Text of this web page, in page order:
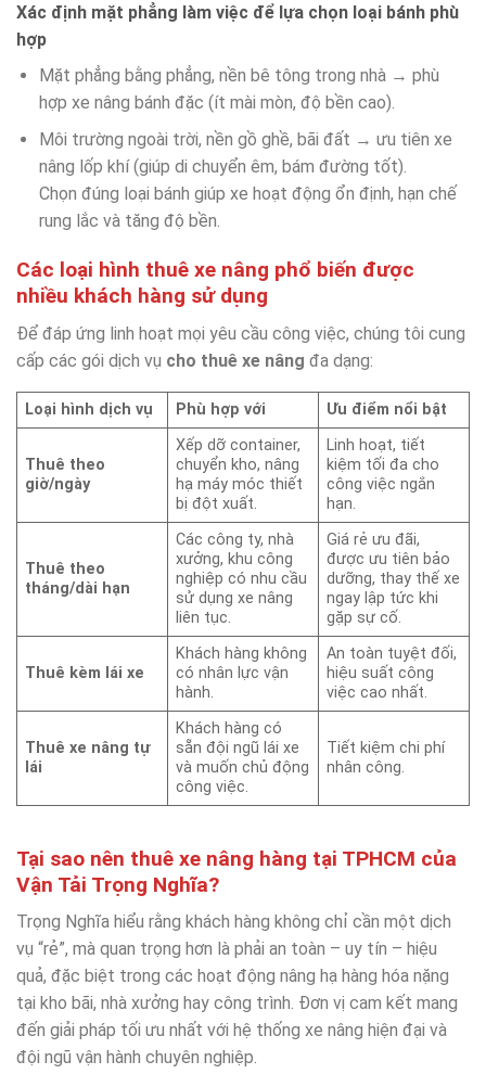
Xác định mặt phẳng làm việc để lựa chọn loại bánh phù
hợp
Mặt phẳng bằng phẳng, nền bê tông trong nhà → phù
hợp xe nâng bánh đặc (ít mài mòn, độ bền cao).
Môi trường ngoài trời, nền gồ ghề, bãi đất → ưu tiên xe
nâng lốp khí (giúp di chuyển êm, bám đường tốt).
Chọn đúng loại bánh giúp xe hoạt động ổn định, hạn chế
rung lắc và tăng độ bền.
Các loại hình thuê xe nâng phổ biến được
nhiều khách hàng sử dụng
Để đáp ứng linh hoạt mọi yêu cầu công việc, chúng tôi cung
cấp các gói dịch vụ cho thuê xe nâng đa dạng:
Loại hình dịch vụ Phù hợp với Ưu điểm nổi bật
Thuê theo
giờ/ngày
Xếp dỡ container,
chuyển kho, nâng
hạ máy móc thiết
bị đột xuất.
Linh hoạt, tiết
kiệm tối đa cho
công việc ngắn
hạn.
Thuê theo
tháng/dài hạn
Các công ty, nhà
xưởng, khu công
nghiệp có nhu cầu
sử dụng xe nâng
liên tục.
Giá rẻ ưu đãi,
được ưu tiên bảo
dưỡng, thay thế xe
ngay lập tức khi
gặp sự cố.
Thuê kèm lái xe
Khách hàng không
có nhân lực vận
hành.
An toàn tuyệt đối,
hiệu suất công
việc cao nhất.
Thuê xe nâng tự
lái
Khách hàng có
sẵn đội ngũ lái xe
và muốn chủ động
công việc.
Tiết kiệm chi phí
nhân công.
Tại sao nên thuê xe nâng hàng tại TPHCM của
Vận Tải Trọng Nghĩa?
Trọng Nghĩa hiểu rằng khách hàng không chỉ cần một dịch
vụ “rẻ”, mà quan trọng hơn là phải an toàn – uy tín – hiệu
quả, đặc biệt trong các hoạt động nâng hạ hàng hóa nặng
tại kho bãi, nhà xưởng hay công trình. Đơn vị cam kết mang
đến giải pháp tối ưu nhất với hệ thống xe nâng hiện đại và
đội ngũ vận hành chuyên nghiệp.